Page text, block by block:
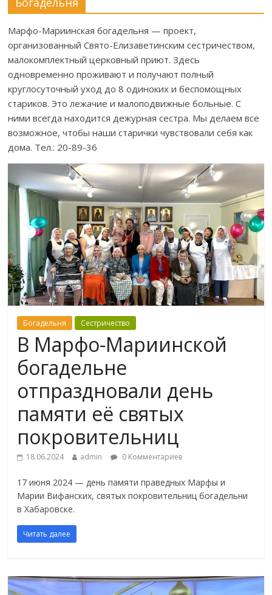
Марфо-Мариинская богадельня — проект,
организованный Свято-Елизаветинским сестричеством,
малокомплектный церковный приют. Здесь
одновременно проживают и получают полный
круглосуточный уход до 8 одиноких и беспомощных
стариков. Это лежачие и малоподвижные больные. С
ними всегда находится дежурная сестра. Мы делаем все
возможное, чтобы наши старички чувствовали себя как
дома. Тел.: 20-89-36
Богадельня Сестричество
В Марфо-Мариинской
богадельне
отпраздновали день
памяти её святых
покровительниц
18.06.2024 admin 0 Комментариев
17 июня 2024 — день памяти праведных Марфы и
Марии Вифанских, святых покровительниц богадельни
в Хабаровске.
Читать далее